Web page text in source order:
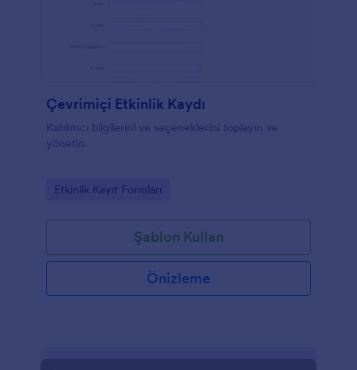
Çevrimiçi Etkinlik Kaydı
Katılımcı bilgilerini ve seçeneklerini toplayın ve
yönetin.
Go to Category:
Etkinlik Kayıt Formları
Şablon Kullan
Önizleme